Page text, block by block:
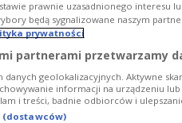
prawnie uzasadnionego interesu
będą sygnalizowane naszym
prywatności
partnerami przetwarzamy
danych geolokalizacyjnych. Aktywne
informacji na urządzeniu
i treści, badnie odbiorców i ulepszanie
(dostawców)